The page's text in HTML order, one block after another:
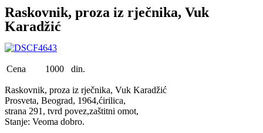
Raskovnik, proza iz rječnika, Vuk
Karadžić
Cena 1000 din.
Raskovnik, proza iz rječnika, Vuk Karadžić
Prosveta, Beograd, 1964,ćirilica,
strana 291, tvrd povez,zaštitni omot,
Stanje: Veoma dobro.